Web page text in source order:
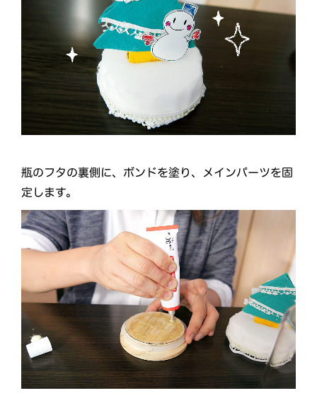
瓶のフタの裏側に、ボンドを塗り、メインパーツを固
定します。